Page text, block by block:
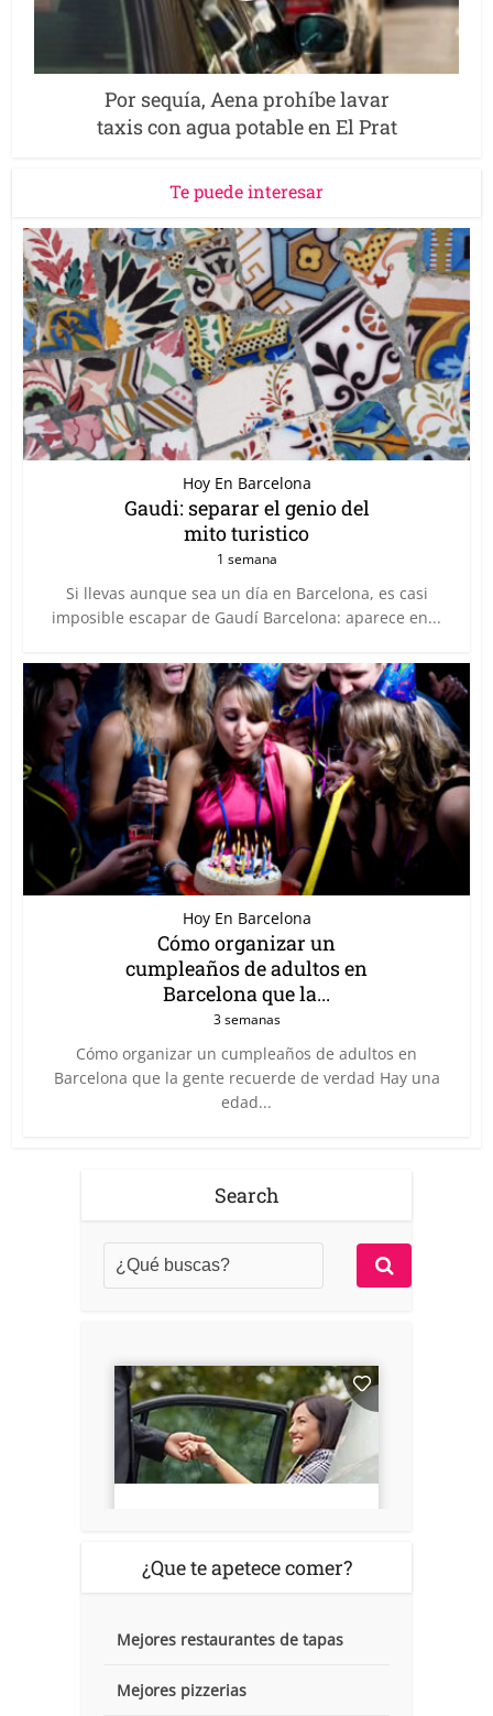
Por sequía, Aena prohíbe lavar
taxis con agua potable en El Prat
Te puede interesar
Hoy En Barcelona
Gaudi: separar el genio del
mito turistico
1 semana
Si llevas aunque sea un día en Barcelona, es casi
imposible escapar de Gaudí Barcelona: aparece en...
Hoy En Barcelona
Cómo organizar un
cumpleaños de adultos en
Barcelona que la...
3 semanas
Cómo organizar un cumpleaños de adultos en
Barcelona que la gente recuerde de verdad Hay una
edad...
Search
¿Que te apetece comer?
Mejores restaurantes de tapas
Mejores pizzerias